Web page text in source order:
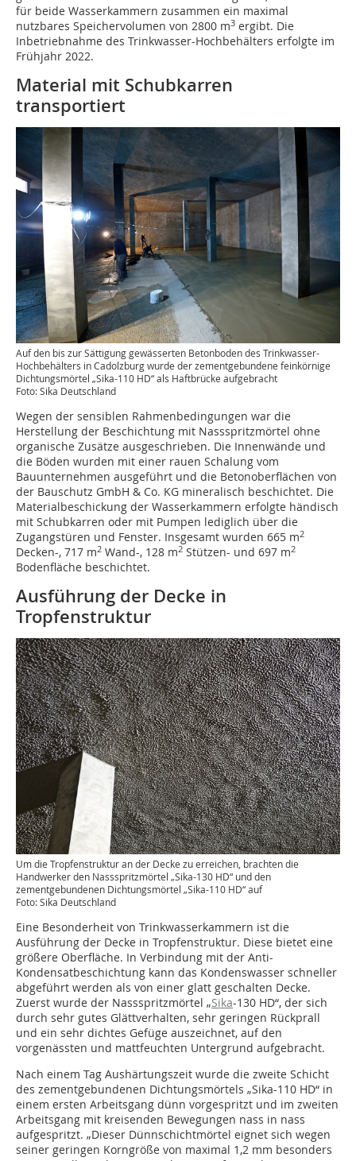
für beide Wasserkammern zusammen ein maximal
nutzbares Speichervolumen von 2800 m3 ergibt. Die
Inbetriebnahme des Trinkwasser-Hochbehälters erfolgte im
Frühjahr 2022.
Material mit Schubkarren
transportiert
Auf den bis zur Sättigung gewässerten Betonboden des Trinkwasser-
Hochbehälters in Cadolzburg wurde der zementgebundene feinkörnige
Dichtungsmörtel „Sika-110 HD“ als Haftbrücke aufgebracht
Foto: Sika Deutschland
Wegen der sensiblen Rahmenbedingungen war die
Herstellung der Beschichtung mit Nassspritzmörtel ohne
organische Zusätze ausgeschrieben. Die Innenwände und
die Böden wurden mit einer rauen Schalung vom
Bauunternehmen ausgeführt und die Betonoberflächen von
der Bauschutz GmbH & Co. KG mineralisch ­beschichtet. Die
Materialbeschickung der Wasserkammern erfolgte händisch
mit Schubkarren oder mit Pumpen lediglich über die
Zugangstüren und Fenster. Insgesamt wurden 665 m2
Decken-, 717 m2 Wand-, 128 m2 Stützen- und 697 m2
Bodenfläche beschichtet.
Ausführung der Decke in
Tropfenstruktur
Um die Tropfenstruktur an der Decke zu erreichen, brachten die
Handwerker den Nassspritzmörtel „Sika-130 HD“ und den
zementgebundenen Dichtungsmörtel „Sika-110 HD“ auf
Foto: Sika Deutschland
Eine Besonderheit von Trinkwasserkammern ist die
Ausführung der Decke in Tropfenstruktur. Diese bietet eine
größere Oberfläche. In Verbindung mit der Anti-
Kondensatbeschichtung kann das Kondenswasser schneller
abgeführt werden als von einer glatt geschalten Decke.
Zuerst wurde der Nassspritzmörtel „Sika-130 HD“, der sich
durch sehr gutes Glättverhalten, sehr geringen Rückprall
und ein sehr dichtes Gefüge auszeichnet, auf den
vorgenässten und mattfeuchten Untergrund aufgebracht.
Nach einem Tag Aushärtungszeit wurde die zweite Schicht
des zementgebundenen Dichtungsmörtels „Sika-110 HD“ in
einem ersten Arbeitsgang dünn vorgespritzt und im zweiten
Arbeitsgang mit kreisenden Bewegungen nass in nass
aufgespritzt. „Dieser Dünnschichtmörtel eignet sich wegen
seiner geringen Korngröße von maximal 1,2 mm besonders